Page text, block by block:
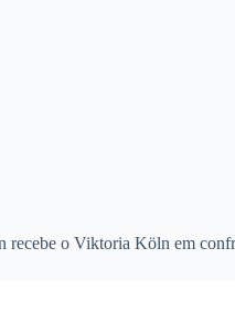
recebe o Viktoria Köln em